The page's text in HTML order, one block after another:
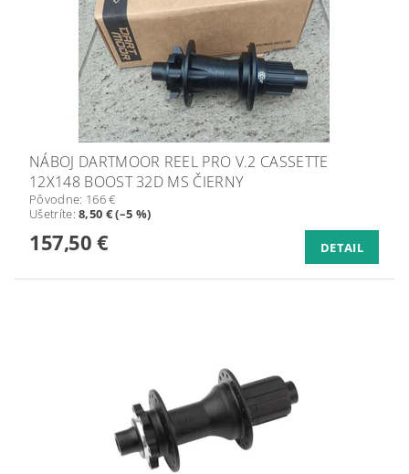
NÁBOJ DARTMOOR REEL PRO V.2 CASSETTE
12X148 BOOST 32D MS ČIERNY
Pôvodne: 166 €
Ušetríte:8,50 € (–5 %)
157,50 € DETAIL